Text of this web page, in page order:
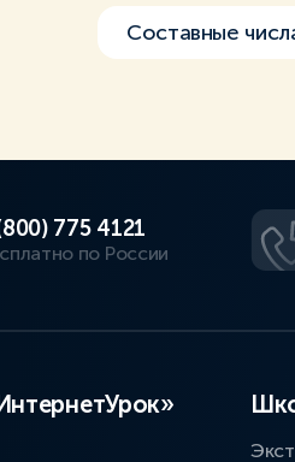
Составные
775 4121
по России